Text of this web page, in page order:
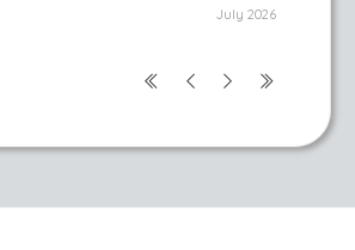
July 2026